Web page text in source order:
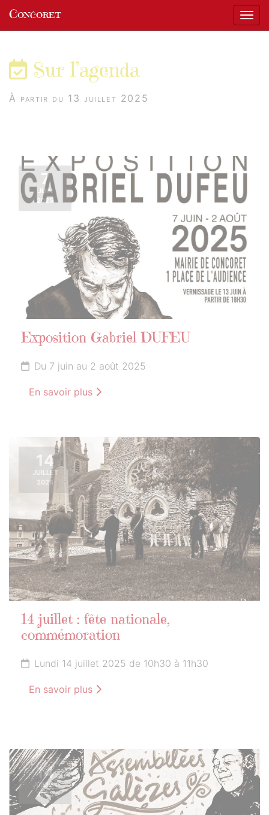
Concoret
Sur l’agenda
À partir du 13 juillet 2025
7
JUIN
2025
Exposition Gabriel DUFEU
Du 7 juin au 2 août 2025
En savoir plus
14
JUILLET
2025
14 juillet : fête nationale,
commémoration
Lundi 14 juillet 2025 de 10h30 à 11h30
En savoir plus
14
JUILLET
2025
Panneau de gestion des cookies